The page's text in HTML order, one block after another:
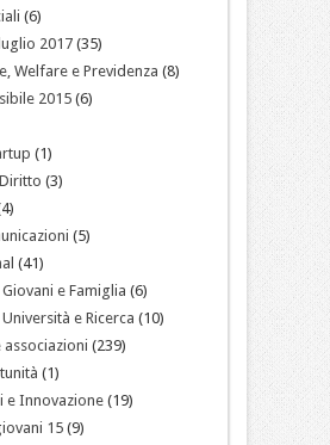
(6)
2017(35)
Welfare e Previdenza (8)
2015(6)
(1)
(3)
(5)
(41)
e Famiglia (6)
e Ricerca (10)
associazioni (239)
(1)
e Innovazione(19)
15(9)